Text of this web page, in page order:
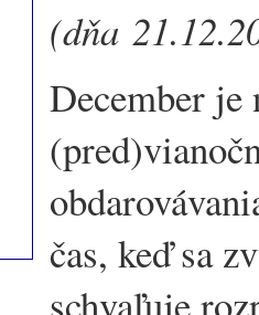
(dňa
December je
čas, keď sa